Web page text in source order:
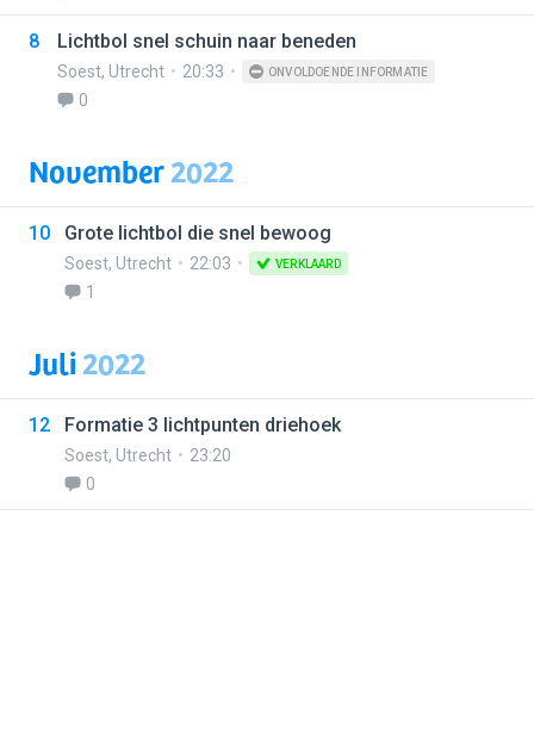
8 Lichtbol snel schuin naar beneden
Soest, Utrecht 20:33 ONVOLDOENDE INFORMATIE
0
November2022
10 Grote lichtbol die snel bewoog
Soest, Utrecht 22:03 VERKLAARD
1
Juli2022
12 Formatie 3 lichtpunten driehoek
Soest, Utrecht
23:20
0